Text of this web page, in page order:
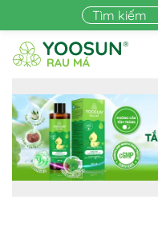
Skip to main content